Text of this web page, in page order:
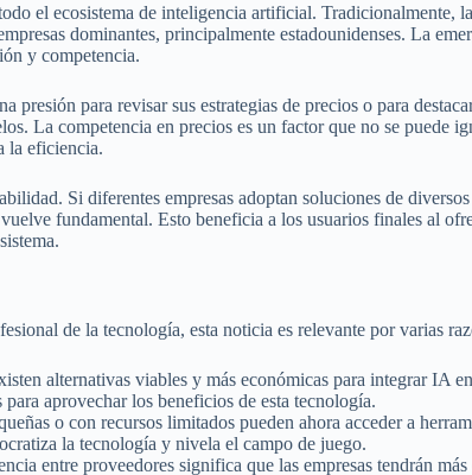
el ecosistema de inteligencia artificial. Tradicionalmente,
dominantes, principalmente estadounidenses. La
y competencia.
para revisar sus estrategias de precios o para
La competencia en precios es un factor que no se puede
la eficiencia.
Si diferentes empresas adoptan soluciones de
fundamental. Esto beneficia a los usuarios finales al
de la tecnología, esta noticia es relevante por varias
alternativas viables y más económicas para integrar IA
aprovechar los beneficios de esta tecnología.
o con recursos limitados pueden ahora acceder a
la tecnología y nivela el campo de juego.
entre proveedores significa que las empresas tendrán